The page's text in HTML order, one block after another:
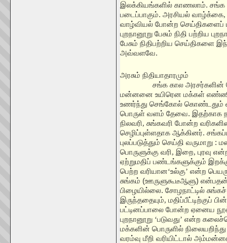
இலக்கியங்களில் காணலாம்.
படைப்பாகும். அரசியல் வாழ்க்கை,
வாழ்வியல் போன்ற செய்திகளைப்
புறநானூறு பேசும் நிதி பற்றிய
பேசும் நிதிபற்றிய செய்திகளை
அவ்வளவே.
அரசும் நிதியாதாரமும்
சங்க கால அரசர்களின்
மன்னனை உயிரென மக்கள்
உணர்ந்து செங்கோல் கொண்டதும்
பொருள் வளம் தேவை. இதற்காக
நிலவரி, சுங்கவரி போன்ற
செழிப்புள்ளதாக ஆக்கினர்.
புலப்படுத்தும் செய்தி வருமாறு
பொருளுக்கு வரி, இறை, புரவு
ஏற்றுமதிப் பண்டங்களுக்கும்
பெற்ற வரியான‘உல்கு’ என்ற
சுங்கம் (ஊருளுகூடீஆளு)
பிழையில்லை. சோழநாட்டில்
இருந்ததையும், மதிப்பீட்டிற்குப்
பட்டினப்பாலை போன்ற ஏனைய
புறநானூறு ‘படுவது’ என்ற
மக்களின் பொருளில்
வரம்வு மீறி வரியிட்டால்